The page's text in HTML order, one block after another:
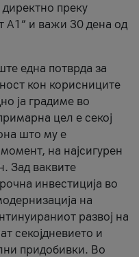
преку
А1“ и важи 30 дена од
една потврда за
кон корисниците
ја градиме во
цел е секој
што му е
на најсигурен
Зад ваквите
инвестиција во
на
развој на
секојдневието и
придобивки. Во